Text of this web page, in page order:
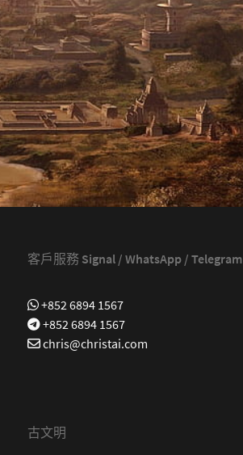
客戶服務 Signal / WhatsApp / Telegram
+852 6894 1567
+852 6894 1567
chris@christai.com
古文明